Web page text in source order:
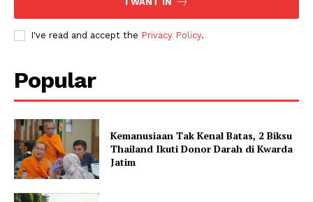
I've read and accept the Privacy Policy.
Popular
Kemanusiaan Tak Kenal Batas, 2 Biksu
Thailand Ikuti Donor Darah di Kwarda
Jatim